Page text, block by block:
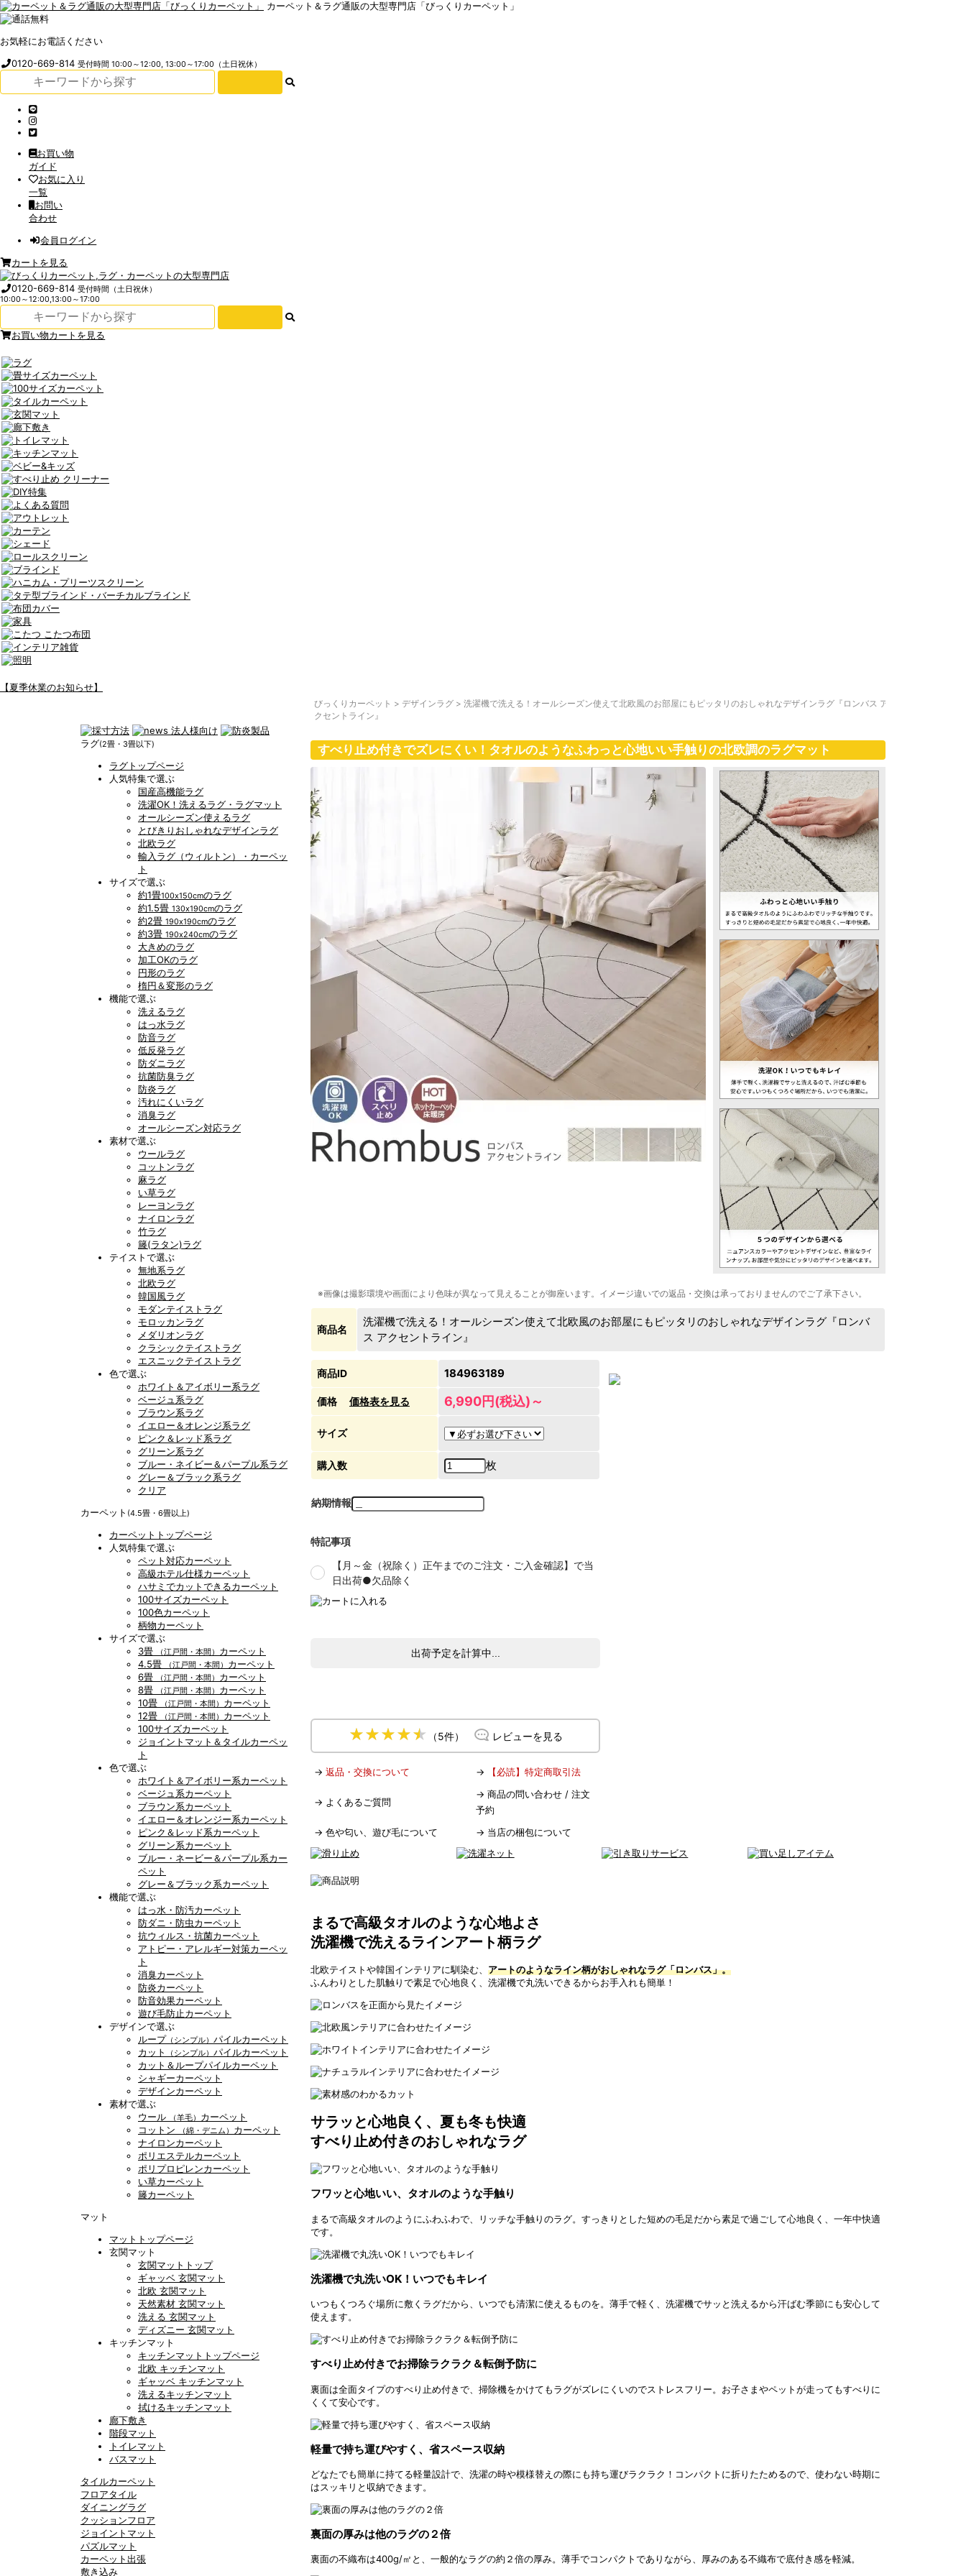
カーペット＆ラグ通販の大型専門店「びっくりカーペット」
お気軽にお電話ください
0120-669-814受付時間 10:00～12:00, 13:00～17:00（土日祝休）
お買い物
ガイド
お気に入り
一覧
お問い
合わせ
会員ログイン
カートを見る
0120-669-814受付時間（土日祝休）
10:00～12:00,13:00～17:00
お買い物カートを見る
【夏季休業のお知らせ】
ラグ(2畳・3畳以下)
ラグトップページ
人気特集で選ぶ
国産高機能ラグ
洗濯OK！洗えるラグ・ラグマット
オールシーズン使えるラグ
とびきりおしゃれなデザインラグ
北欧ラグ
輸入ラグ（ウィルトン）・カーペッ
ト
サイズで選ぶ
約1畳100x150cmのラグ
約1.5畳 130x190cmのラグ
約2畳 190x190cmのラグ
約3畳 190x240cmのラグ
大きめのラグ
加工OKのラグ
円形のラグ
楕円＆変形のラグ
機能で選ぶ
洗えるラグ
はっ水ラグ
防音ラグ
低反発ラグ
防ダニラグ
抗菌防臭ラグ
防炎ラグ
汚れにくいラグ
消臭ラグ
オールシーズン対応ラグ
素材で選ぶ
ウールラグ
コットンラグ
麻ラグ
い草ラグ
レーヨンラグ
ナイロンラグ
竹ラグ
籐(ラタン)ラグ
テイストで選ぶ
無地系ラグ
北欧ラグ
韓国風ラグ
モダンテイストラグ
モロッカンラグ
メダリオンラグ
クラシックテイストラグ
エスニックテイストラグ
色で選ぶ
ホワイト＆アイボリー系ラグ
ベージュ系ラグ
ブラウン系ラグ
イエロー＆オレンジ系ラグ
ピンク＆レッド系ラグ
グリーン系ラグ
ブルー・ネイビー＆パープル系ラグ
グレー＆ブラック系ラグ
クリア
カーペット (4.5畳・6畳以上)
カーペットトップページ
人気特集で選ぶ
ペット対応カーペット
高級ホテル仕様カーペット
ハサミでカットできるカーペット
100サイズカーペット
100色カーペット
柄物カーペット
サイズで選ぶ
3畳
（江戸間・本間） カーペット
4.5畳
（江戸間・本間） カーペット
6畳
（江戸間・本間） カーペット
8畳
（江戸間・本間） カーペット
10畳
（江戸間・本間） カーペット
12畳
（江戸間・本間） カーペット
100サイズカーペット
ジョイントマット＆タイルカーペッ
ト
色で選ぶ
ホワイト＆アイボリー系カーペット
ベージュ系カーペット
ブラウン系カーペット
イエロー＆オレンジー系カーペット
ピンク＆レッド系カーペット
グリーン系カーペット
ブルー・ネービー＆パープル系カー
ペット
グレー＆ブラック系カーペット
機能で選ぶ
はっ水・防汚カーペット
防ダニ・防虫カーペット
抗ウィルス・抗菌カーペット
アトピー・アレルギー対策カーペッ
ト
消臭カーペット
防炎カーペット
防音効果カーペット
遊び毛防止カーペット
デザインで選ぶ
ループ （シンプル） パイルカーペット
カット
（シンプル） パイルカーペット
カット＆ループパイルカーペット
シャギーカーペット
デザインカーペット
素材で選ぶ
ウール
（羊毛） カーペット
コットン
（綿・デニム） カーペット
ナイロンカーペット
ポリエステルカーペット
ポリプロピレンカーペット
い草カーペット
籐カーペット
マット
マットトップページ
玄関マット
玄関マットトップ
ギャッベ 玄関マット
北欧 玄関マット
天然素材 玄関マット
洗える 玄関マット
ディズニー 玄関マット
キッチンマット
キッチンマットトップページ
北欧 キッチンマット
ギャッベ キッチンマット
洗えるキッチンマット
拭けるキッチンマット
廊下敷き
階段マット
トイレマット
バスマット
タイルカーペット
フロアタイル
ダイニングラグ
クッションフロア
ジョイントマット
パズルマット
カーペット出張
敷き込み
びっくりカーペット > デザインラグ > 洗濯機で洗える！オールシーズン使えて北欧風のお部屋にもピッタリのおしゃれなデザインラグ『ロンバス ア
クセントライン』
すべり止め付きでズレにくい！タオルのようなふわっと心地いい手触りの北欧調のラグマット
※画像は撮影環境や画面により色味が異なって見えることが御座います。イメージ違いでの返品・交換は承っておりませんのでご了承下さい。
商品名
洗濯機で洗える！オールシーズン使えて北欧風のお部屋にもピッタリのおしゃれなデザインラグ『ロンバ
ス アクセントライン』
商品ID 184963189
価格 価格表を見る 6,990円(税込)～
サイズ
購入数 枚
納期情報
特記事項
【月～金（祝除く）正午までのご注文・ご入金確認】で当
日出荷●欠品除く
出荷予定を計算中...
（5件） レビューを見る
→ 返品・交換について → 【必読】特定商取引法
→ よくあるご質問
→ 商品の問い合わせ / 注文
予約
→ 色や匂い、遊び毛について → 当店の梱包について
まるで高級タオルのような心地よさ
洗濯機で洗えるラインアート柄ラグ
北欧テイストや韓国インテリアに馴染む、 アートのようなライン柄がおしゃれなラグ「ロンバス」。
ふんわりとした肌触りで素足で心地良く、洗濯機で丸洗いできるからお手入れも簡単！
サラッと心地良く、夏も冬も快適
すべり止め付きのおしゃれなラグ
フワッと心地いい、タオルのような手触り
まるで高級タオルのようにふわふわで、リッチな手触りのラグ。すっきりとした短めの毛足だから素足で過ごして心地良く、一年中快適
です。
洗濯機で丸洗いOK！いつでもキレイ
いつもくつろぐ場所に敷くラグだから、いつでも清潔に使えるものを。薄手で軽く、洗濯機でサッと洗えるから汗ばむ季節にも安心して
使えます。
すべり止め付きでお掃除ラクラク＆転倒予防に
裏面は全面タイプのすべり止め付きで、掃除機をかけてもラグがズレにくいのでストレスフリー。お子さまやペットが走ってもすべりに
くくて安心です。
軽量で持ち運びやすく、省スペース収納
どなたでも簡単に持てる軽量設計で、洗濯の時や模様替えの際にも持ち運びラクラク！コンパクトに折りたためるので、使わない時期に
はスッキリと収納できます。
裏面の厚みは他のラグの２倍
裏面の不織布は400g/㎡と、一般的なラグの約２倍の厚み。薄手でコンパクトでありながら、厚みのある不織布で底付き感を軽減。